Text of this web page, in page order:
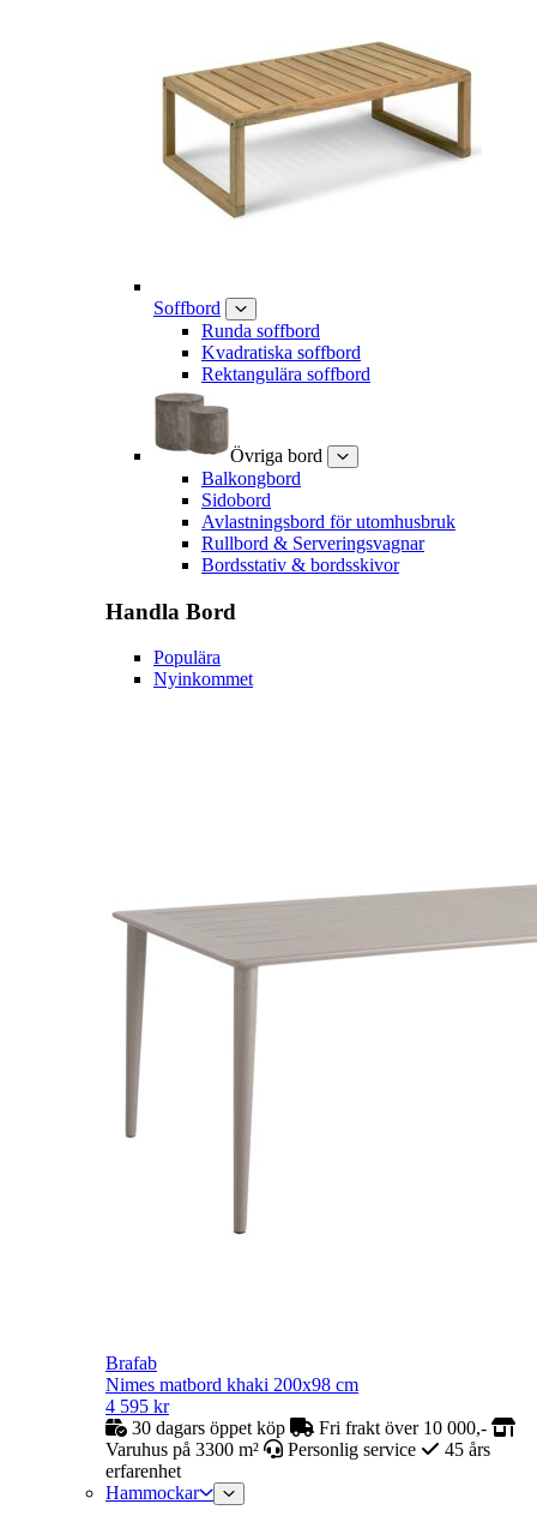
Soffbord
Runda soffbord
Kvadratiska soffbord
Rektangulära soffbord
Övriga bord
Balkongbord
Sidobord
Avlastningsbord för utomhusbruk
Rullbord & Serveringsvagnar
Bordsstativ & bordsskivor
Handla Bord
Populära
Nyinkommet
Brafab
Nimes matbord khaki 200x98 cm
4 595 kr
30 dagars öppet köp
Fri frakt över 10 000,-
Varuhus på 3300 m²
Personlig service
45 års
erfarenhet
Hammockar